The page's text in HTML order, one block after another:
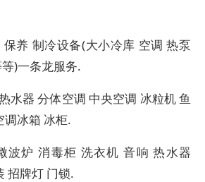
养 制冷设备(大小冷库 空调 热泵
)一条龙服务.
水器 分体空调 中央空调 冰粒机 鱼
调冰箱 冰柜.
波炉 消毒柜 洗衣机 音响 热水器
招牌灯 门锁.